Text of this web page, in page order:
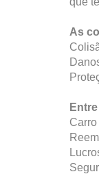
As
Carro